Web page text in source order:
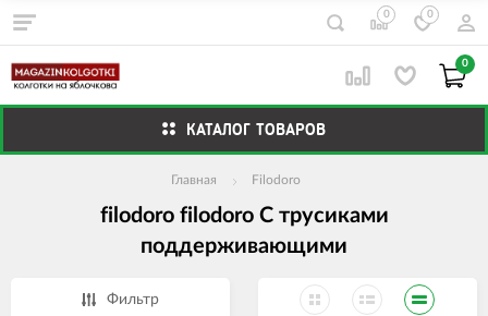
0 0
0
КАТАЛОГ ТОВАРОВ
Главная Filodoro
filodoro filodoro С трусиками
поддерживающими
Фильтр